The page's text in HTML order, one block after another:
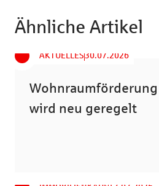
Ähnliche Artikel
AKTUELLES30.07.2026
wird neu geregelt